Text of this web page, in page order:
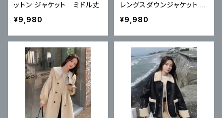
ットン ジャケット ミドル丈
¥9,980
レングスダウンジャケット 新
しいルーズカジュアルフード
付きジャケット
¥9,980